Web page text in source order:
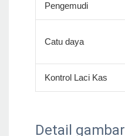
Pengemudi
Catu daya
Kontrol Laci Kas
Detail gambar